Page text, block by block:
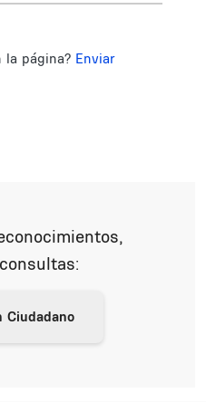
la página? Enviar